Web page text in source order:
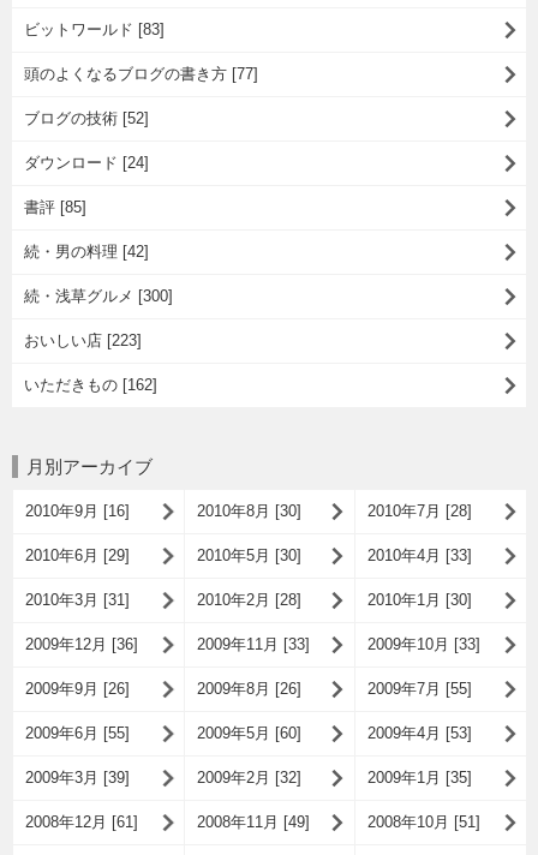
ビットワールド [83]
頭のよくなるブログの書き方 [77]
ブログの技術 [52]
ダウンロード [24]
書評 [85]
続・男の料理 [42]
続・浅草グルメ [300]
おいしい店 [223]
いただきもの [162]
月別アーカイブ
2010年9月 [16] 2010年8月 [30] 2010年7月 [28]
2010年6月 [29] 2010年5月 [30] 2010年4月 [33]
2010年3月 [31] 2010年2月 [28] 2010年1月 [30]
2009年12月 [36] 2009年11月 [33] 2009年10月 [33]
2009年9月 [26] 2009年8月 [26] 2009年7月 [55]
2009年6月 [55] 2009年5月 [60] 2009年4月 [53]
2009年3月 [39] 2009年2月 [32] 2009年1月 [35]
2008年12月 [61] 2008年11月 [49] 2008年10月 [51]